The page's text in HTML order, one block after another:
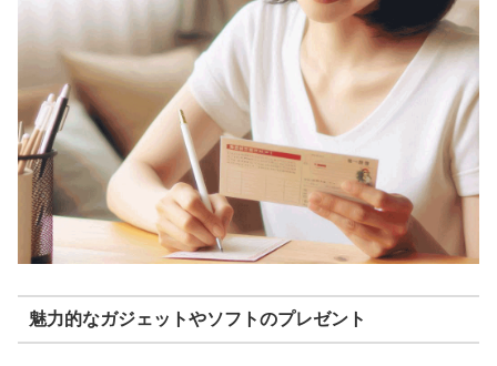
魅力的なガジェットやソフトのプレゼント